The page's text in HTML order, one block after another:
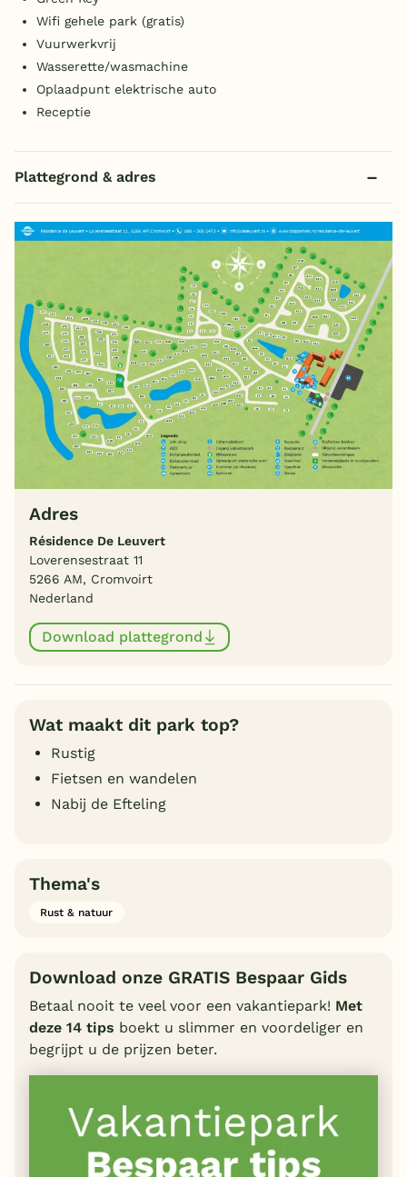
Wifi gehele park (gratis)
Vuurwerkvrij
Wasserette/wasmachine
Oplaadpunt elektrische auto
Receptie
Plattegrond & adres
Adres
Résidence De Leuvert
Loverensestraat 11
5266 AM, Cromvoirt
Nederland
Download plattegrond
Wat maakt dit park top?
Rustig
Fietsen en wandelen
Nabij de Efteling
Thema's
Rust & natuur
Download onze GRATIS Bespaar Gids
Betaal nooit te veel voor een vakantiepark! Met
deze 14 tips boekt u slimmer en voordeliger en
begrijpt u de prijzen beter.